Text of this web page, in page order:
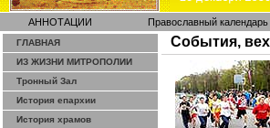
АННОТАЦИИ Православный календарь
ГЛАВНАЯ
ИЗ ЖИЗНИ МИТРОПОЛИИ
Тронный Зал
История епархии
История храмов
События,